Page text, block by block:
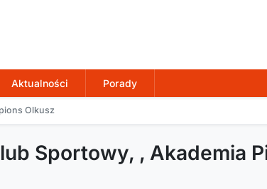
Aktualności Porady
Olkusz
Sportowy, , Akademia